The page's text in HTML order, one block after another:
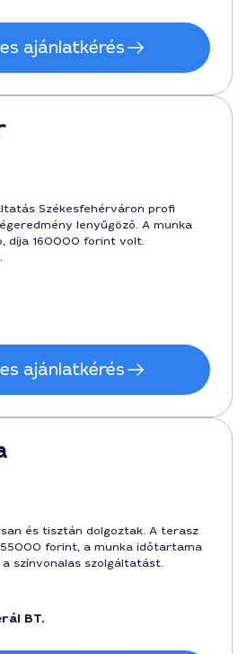
ajánlatkérés
Székesfehérváron profi
lenyűgöző. A munka
díja 160000 forint volt.
ajánlatkérés
és tisztán dolgoztak. A terasz
forint, a munka időtartama
a színvonalas szolgáltatást.
BT.